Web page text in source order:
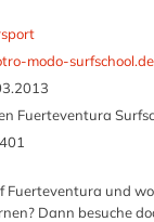
modo-surfschool.de
Fuerteventura
Fuerteventura und
Dann besuche